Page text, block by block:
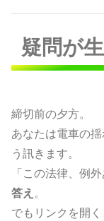
疑問が
締切前の夕方。
あなたは電車の
う訊きます。
「この法律、例
答え 。
でもリンクを開く